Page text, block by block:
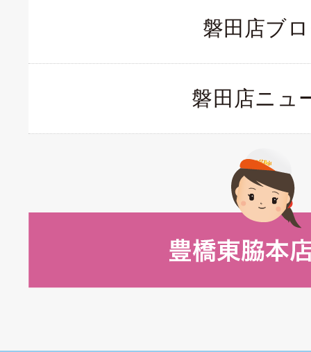
磐田店ブ
磐田店ニュ